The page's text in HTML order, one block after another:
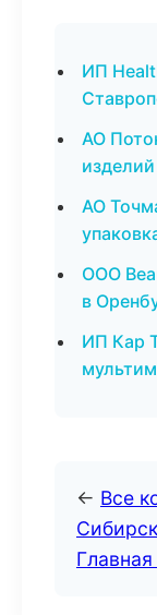
ИП
АО
АО
ООО
в
ИП Кар
← Все